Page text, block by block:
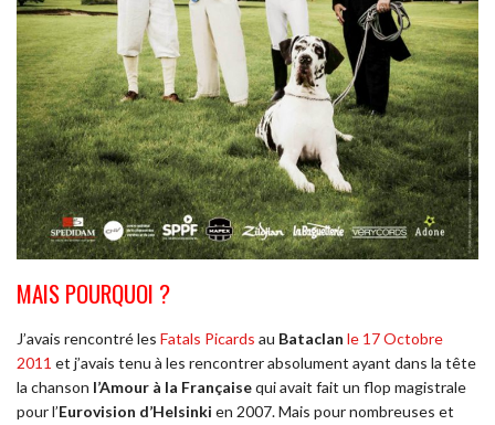
MAIS POURQUOI ?
J’avais rencontré les Fatals Picards au Bataclan le 17 Octobre
2011 et j’avais tenu à les rencontrer absolument ayant dans la tête
la chanson l’Amour à la Françaisequi avait fait un flop magistrale
pour l’Eurovision d’Helsinki en 2007. Mais pour nombreuses et